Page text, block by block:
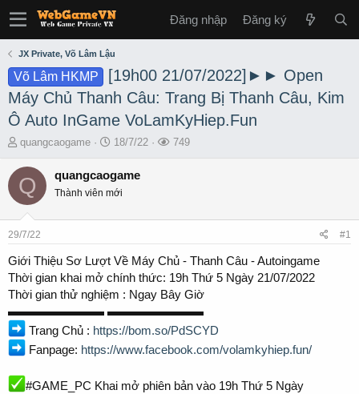
Đăng nhập Đăng ký
JX Private, Võ Lâm Lậu
Võ Lâm HKMP
[19h00 21/07/2022]►► Open
Máy Chủ Thanh Câu: Trang Bị Thanh Câu, Kim
Ô Auto InGame VoLamKyHiep.Fun
T
r
e
s
a
t
e
r
quangcaogame
S
a
r
t
e
18/7/22
L
749
Q quangcaogame
Thành viên mới
29/7/22 #1
Giới Thiệu Sơ Lượt Về Máy Chủ - Thanh Câu - Autoingame
Thời gian khai mở chính thức: 19h Thứ 5 Ngày 21/07/2022
Thời gian thử nghiệm : Ngay Bây Giờ
▬▬▬▬▬▬▬▬ ▬▬▬▬▬▬▬▬
Trang Chủ : https://bom.so/PdSCYD
Fanpage: https://www.facebook.com/volamkyhiep.fun/
#GAME_PC Khai mở phiên bản vào 19h Thứ 5 Ngày